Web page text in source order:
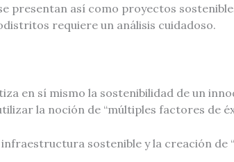
presentan así como proyectos
requiere un análisis cuidadoso.
en sí mismo la sostenibilidad de un
la noción de “múltiples factores de
sostenible y la creación de